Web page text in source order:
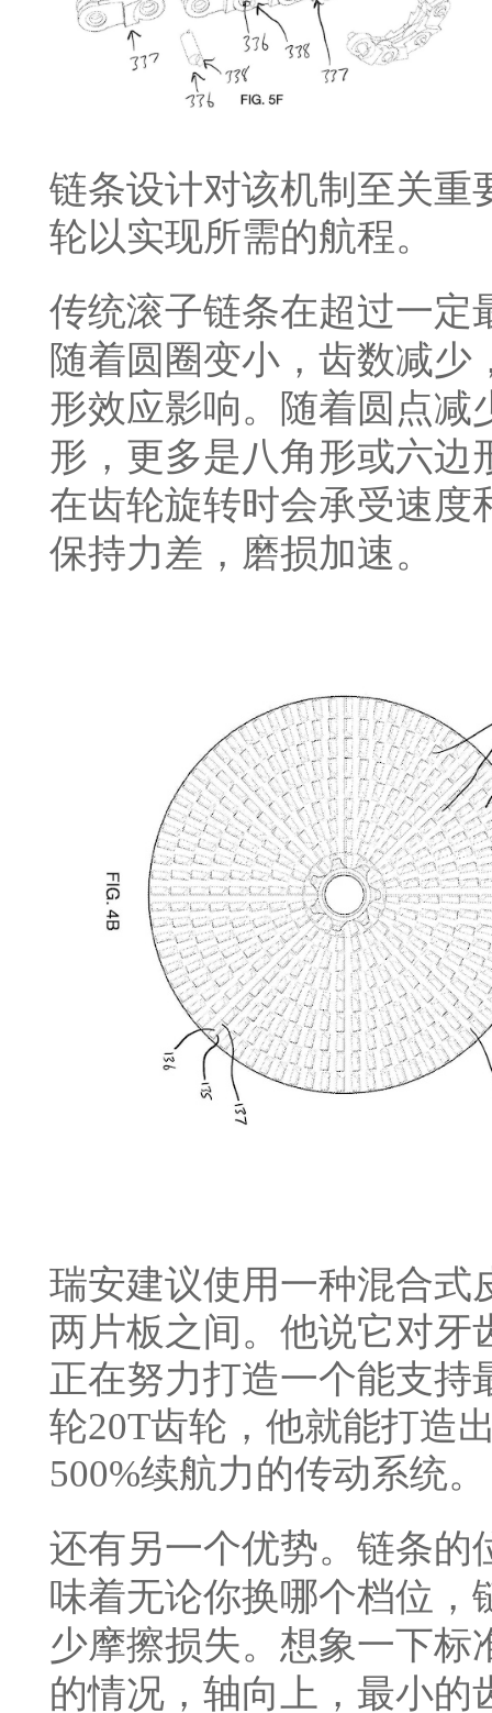
链条设计对该机制至关重
轮以实现所需的航程。
传统滚子链条在超过一定
随着圆圈变小，齿数减
形效应影响。随着圆点减
形，更多是八角形或六边
在齿轮旋转时会承受速度
保持力差，磨损加速。
瑞安建议使用一种混合式
两片板之间。他说它对牙
正在努力打造一个能支持
轮20T齿轮，他就能打造
500%续航力的传动系统。
还有另一个优势。链条的
味着无论你换哪个档位，
少摩擦损失。想象一下标
的情况，轴向上，最小的